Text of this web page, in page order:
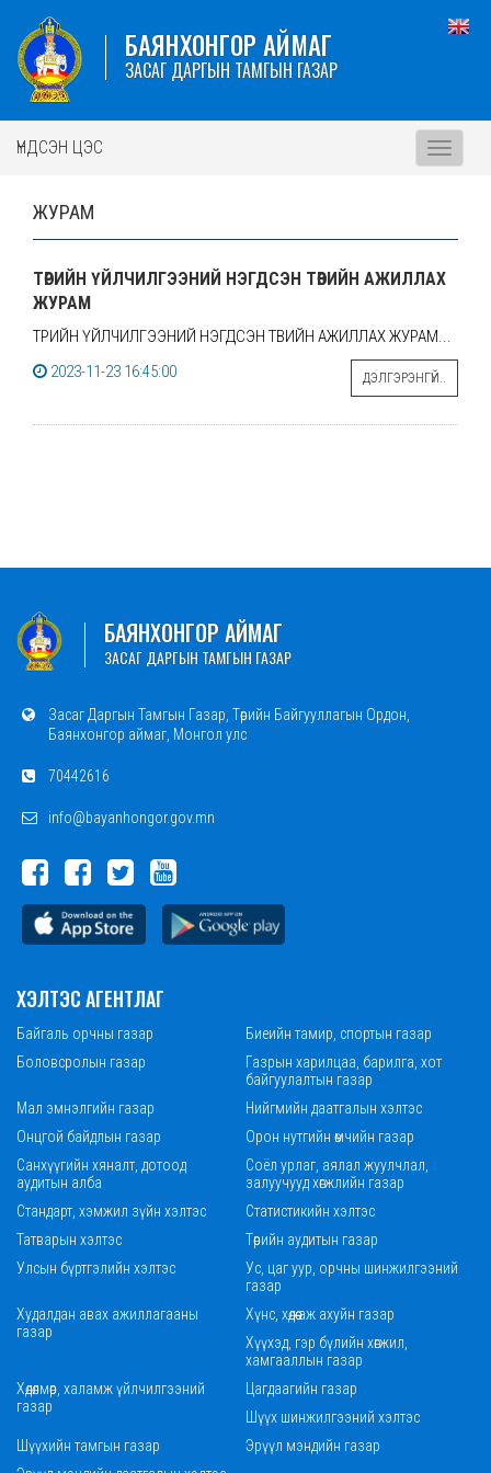
БАЯНХОНГОР АЙМАГ
ЗАСАГ ДАРГЫН ТАМГЫН ГАЗАР
ҮНДСЭН ЦЭС
Toggle
ЖУРАМ
ТӨРИЙН ҮЙЛЧИЛГЭЭНИЙ НЭГДСЭН ТӨВИЙН АЖИЛЛАХ
ЖУРАМ
ТӨРИЙН ҮЙЛЧИЛГЭЭНИЙ НЭГДСЭН ТӨВИЙН АЖИЛЛАХ ЖУРАМ...
2023-11-23 16:45:00
ДЭЛГЭРЭНГҮЙ..
БАЯНХОНГОР АЙМАГ
ЗАСАГ ДАРГЫН ТАМГЫН ГАЗАР
Засаг Даргын Тамгын Газар, Төрийн Байгууллагын Ордон,
Баянхонгор аймаг, Монгол улс
70442616
info@bayanhongor.gov.mn
ХЭЛТЭС АГЕНТЛАГ
Байгаль орчны газар
Биеийн тамир, спортын газар
Боловсролын газар
Газрын харилцаа, барилга, хот
байгуулалтын газар
Мал эмнэлгийн газар
Нийгмийн даатгалын хэлтэс
Онцгой байдлын газар
Орон нутгийн өмчийн газар
Санхүүгийн хяналт, дотоод
аудитын алба
Соёл урлаг, аялал жуулчлал,
залуучууд хөгжлийн газар
Стандарт, хэмжил зүйн хэлтэс
Статистикийн хэлтэс
Татварын хэлтэс
Төрийн аудитын газар
Улсын бүртгэлийн хэлтэс
Ус, цаг уур, орчны шинжилгээний
газар
Худалдан авах ажиллагааны
газар
Хүнс, хөдөө аж ахуйн газар
Хүүхэд, гэр бүлийн хөгжил,
хамгааллын газар
Хөдөлмөр, халамж үйлчилгээний
газар
Цагдаагийн газар
Шүүх шинжилгээний хэлтэс
Шүүхийн тамгын газар
Эрүүл мэндийн газар